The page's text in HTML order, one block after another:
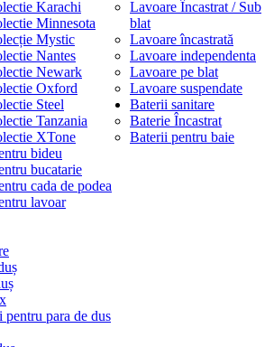
Karachi
Minnesota
Mystic
Nantes
Newark
Oxford
Steel
Tanzania
XTone
Lavoare Încastrat / Sub
blat
Lavoare încastrată
Lavoare independenta
Lavoare pe blat
Lavoare suspendate
Baterii sanitare
Baterie Încastrat
Baterii pentru baie
bideu
bucatarie
cada de podea
lavoar
pentru para de dus